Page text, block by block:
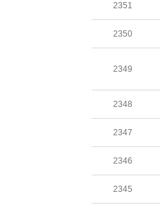
2351
2350
2349
2348
2347
2346
2345